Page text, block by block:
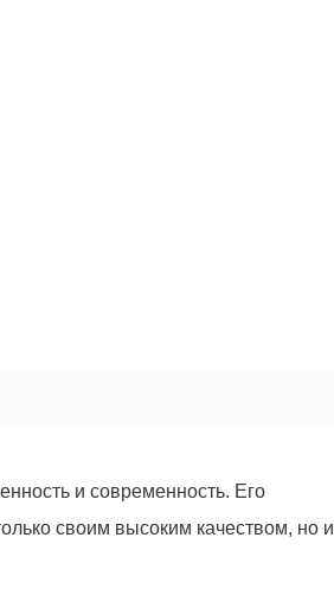
и современность. Его
своим высоким качеством, но и